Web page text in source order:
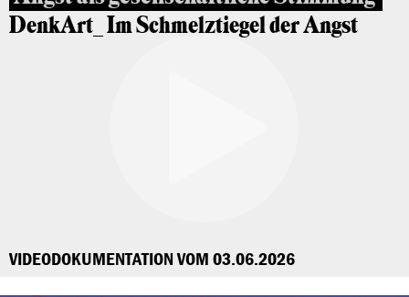
DenkArt_ Im Schmelztiegel der Angst
VIDEODOKUMENTATION VOM 03.06.2026